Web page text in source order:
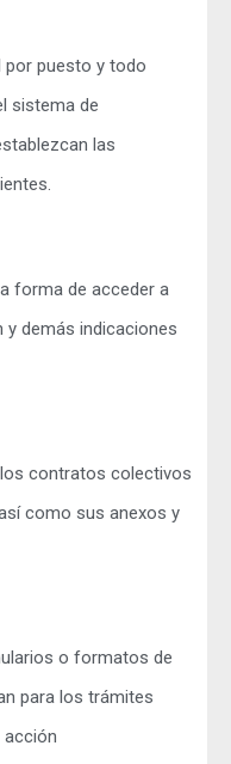
por puesto y todo
sistema de
las
forma de acceder a
y demás indicaciones
contratos colectivos
como sus anexos y
o formatos de
para los trámites
acción